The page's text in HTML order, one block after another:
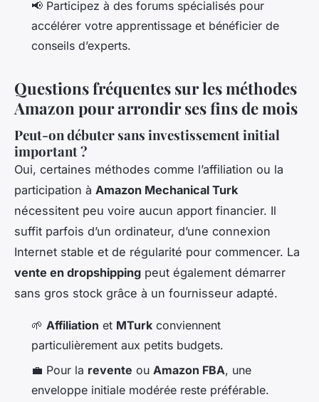
📢 Participez à des forums spécialisés pour
accélérer votre apprentissage et bénéficier de
conseils d’experts.
Questions fréquentes sur les méthodes
Amazon pour arrondir ses fins de mois
Peut-on débuter sans investissement initial
important ?
Oui, certaines méthodes comme l’affiliation ou la
participation à Amazon Mechanical Turk
nécessitent peu voire aucun apport financier. Il
suffit parfois d’un ordinateur, d’une connexion
Internet stable et de régularité pour commencer. La
vente en dropshipping peut également démarrer
sans gros stock grâce à un fournisseur adapté.
🌱 Affiliation et MTurk conviennent
particulièrement aux petits budgets.
💼 Pour la revente ou Amazon FBA, une
enveloppe initiale modérée reste préférable.